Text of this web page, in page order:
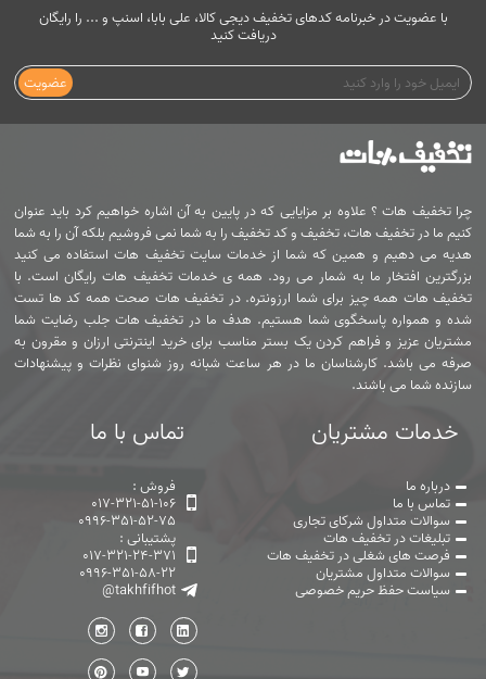
با عضویت در خبرنامه کدهای تخفیف دیجی کالا، علی بابا، اسنپ و ... را رایگان
دریافت کنید
عضویت
چرا تخفیف هات ؟ علاوه بر مزایایی که در پایین به آن اشاره خواهیم کرد باید عنوان
کنیم ما در تخفیف هات، تخفیف و کد تخفیف را به شما نمی فروشیم بلکه آن را به شما
هدیه می دهیم و همین که شما از خدمات سایت تخفیف هات استفاده می کنید
بزرگترین افتخار ما به شمار می رود. همه ی خدمات تخفیف هات رایگان است. با
تخفیف هات همه چیز برای شما ارزونتره. در تخفیف هات صحت همه کد ها تست
شده و همواره پاسخگوی شما هستیم. هدف ما در تخفیف هات جلب رضایت شما
مشتریان عزیز و فراهم کردن یک بستر مناسب برای خرید اینترنتی ارزان و مقرون به
صرفه می باشد. کارشناسان ما در هر ساعت شبانه روز شنوای نظرات و پیشنهادات
سازنده شما می باشند.
خدمات مشتریان
درباره ما
تماس با ما
سوالات متداول شرکای تجاری
تبلیغات در تخفیف هات
فرصت های شغلی در تخفیف هات
سوالات متداول مشتریان
سیاست حفظ حریم خصوصی
تماس با ما
فروش :
017-321-51-106
0996-351-52-75
پشتیبانی :
017-321-24-371
0996-351-58-22
@takhfifhot